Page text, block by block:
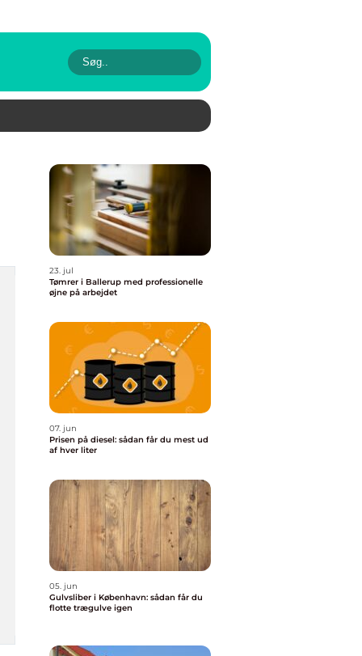
23. jul
Tømrer i Ballerup med professionelle
øjne på arbejdet
07. jun
Prisen på diesel: sådan får du mest ud
af hver liter
05. jun
Gulvsliber i København: sådan får du
flotte trægulve igen